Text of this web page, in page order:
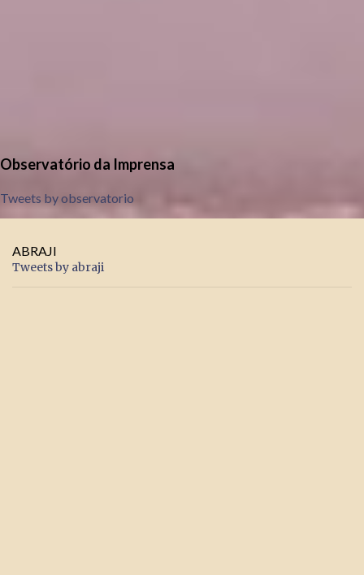
Observatório da Imprensa
Tweets by observatorio
ABRAJI
Tweets by abraji